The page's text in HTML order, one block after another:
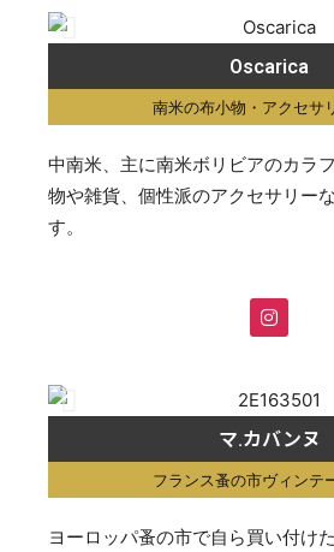
Oscarica
南米の布小物・アクセサ
中南米、主に南米ボリビアのカラ
物や雑貨、個性派のアクセサリー
す。
マ.カバンヌ
フランス蚤の市ヴィンテ
ヨーロッパ蚤の市で自ら買い付け